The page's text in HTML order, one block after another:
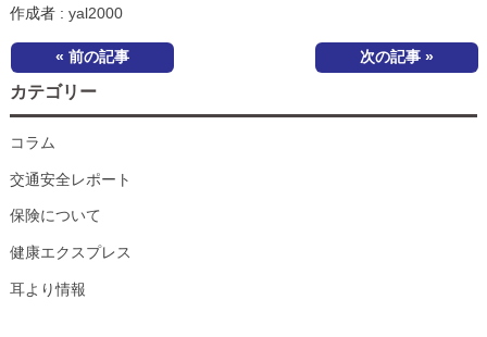
作成者 : yal2000
« 前の記事 次の記事 »
カテゴリー
コラム
交通安全レポート
保険について
健康エクスプレス
耳より情報